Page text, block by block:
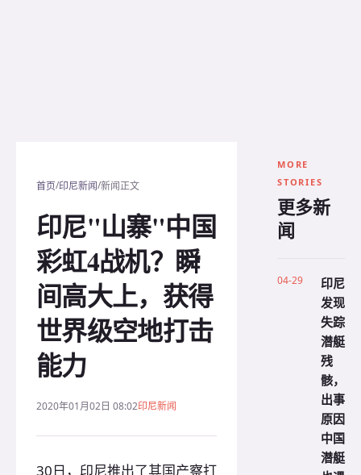
首页/印尼新闻/新闻正文
印尼"山寨"中国
彩虹4战机？瞬
间高大上，获得
世界级空地打击
能力
2020年01月02日 08:02印尼新闻
30日，印尼推出了其国产察打
MORE
STORIES
更多新
闻
04-29
印尼
发现
失踪
潜艇
残
骸，
出事
原因
中国
潜艇